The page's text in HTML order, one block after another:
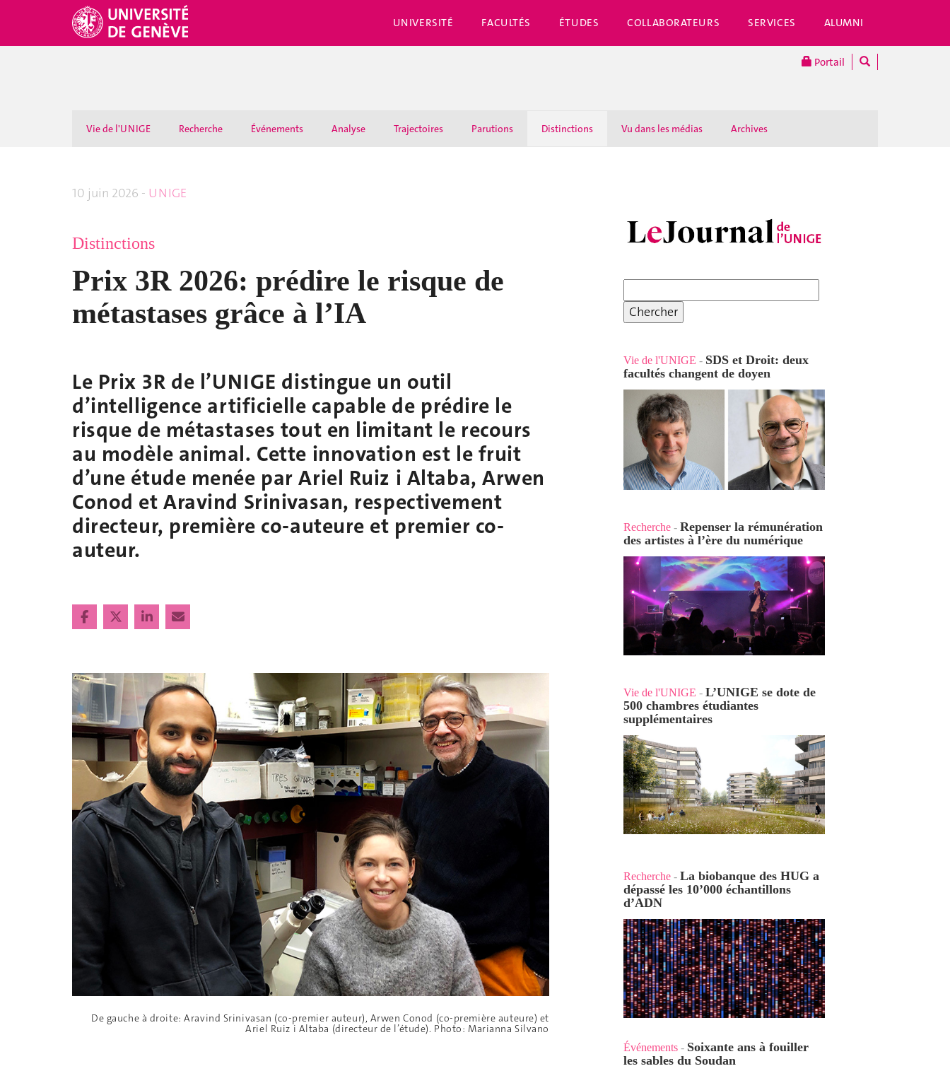
UNIVERSITÉ FACULTÉS ÉTUDES COLLABORATEURS SERVICES ALUMNI
Portail
Vie de l'UNIGE Recherche Événements Analyse Trajectoires Parutions Distinctions Vu dans les médias Archives
10 juin 2026 - UNIGE
Distinctions
Prix 3R 2026: prédire le risque de
métastases grâce à l’IA
Le Prix 3R de l’UNIGE distingue un outil
d’intelligence artificielle capable de prédire le
risque de métastases tout en limitant le recours
au modèle animal. Cette innovation est le fruit
d’une étude menée par Ariel Ruiz i Altaba, Arwen
Conod et Aravind Srinivasan, respectivement
directeur, première co-auteure et premier co-
auteur.
De gauche à droite: Aravind Srinivasan (co-premier auteur), Arwen Conod (co-première auteure) et
Ariel Ruiz i Altaba (directeur de l’étude). Photo: Marianna Silvano
Vie de l'UNIGE - SDS et Droit: deux
facultés changent de doyen
Recherche - Repenser la rémunération
des artistes à l’ère du numérique
Vie de l'UNIGE - L’UNIGE se dote de
500 chambres étudiantes
supplémentaires
Recherche - La biobanque des HUG a
dépassé les 10’000 échantillons
d’ADN
Événements - Soixante ans à fouiller
les sables du Soudan